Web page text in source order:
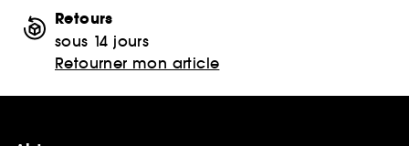
Retours
sous 14 jours
Retourner mon article